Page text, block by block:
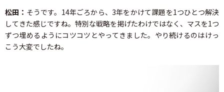
松田： そうです。14年ごろから、3年をかけて課題を1つひとつ解決
してきた感じですね。特別な戦略を掲げたわけではなく、マスを1つ
ずつ埋めるようにコツコツとやってきました。やり続けるのはけっ
こう大変でしたね。